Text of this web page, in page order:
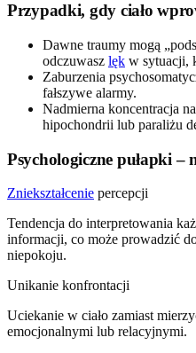
Przypadki, gdy ciało
Dawne traumy mogą
odczuwasz lęk w sytuacji,
Zaburzenia
fałszywe alarmy.
Nadmierna koncentracja
hipochondrii lub paraliżu
Psychologiczne pułapki –
Zniekształcenie percepcji
Tendencja do interpretowania
informacji, co może prowadzić
niepokoju.
Unikanie konfrontacji
Uciekanie w ciało zamiast
emocjonalnymi lub relacyjnymi.